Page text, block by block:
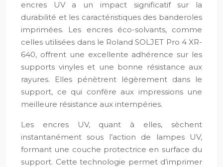
encres UV a un impact significatif sur la
durabilité et les caractéristiques des banderoles
imprimées. Les encres éco-solvants, comme
celles utilisées dans le Roland SOLJET Pro 4 XR-
640, offrent une excellente adhérence sur les
supports vinyles et une bonne résistance aux
rayures. Elles pénètrent légèrement dans le
support, ce qui confère aux impressions une
meilleure résistance aux intempéries.
Les encres UV, quant à elles, sèchent
instantanément sous l’action de lampes UV,
formant une couche protectrice en surface du
support. Cette technologie permet d’imprimer